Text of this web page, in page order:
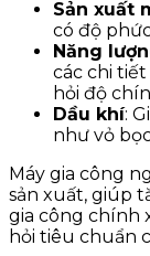
Sản xuất
có độ
Năng
các chi
hỏi độ
Dầu khí:
như vỏ
Máy gia công
sản xuất, giúp
gia công chính
hỏi tiêu chuẩn